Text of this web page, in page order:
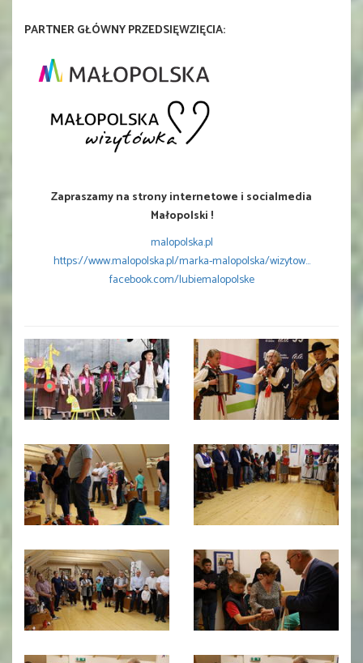
PARTNER GŁÓWNY PRZEDSIĘWZIĘCIA:
Zapraszamy na strony internetowe i socialmedia
Małopolski !
malopolska.pl
https://www.malopolska.pl/marka-malopolska/wizytow...
facebook.com/lubiemalopolske